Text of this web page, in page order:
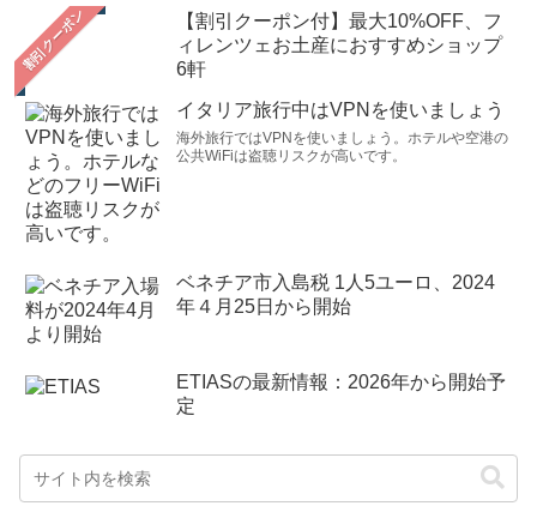
【割引クーポン付】最大10%OFF、フ
ィレンツェお土産におすすめショップ
6軒
イタリア旅行中はVPNを使いましょう
海外旅行ではVPNを使いましょう。ホテルや空港の
公共WiFiは盗聴リスクが高いです。
ベネチア市入島税 1人5ユーロ、2024
年４月25日から開始
ETIASの最新情報：2026年から開始予
定